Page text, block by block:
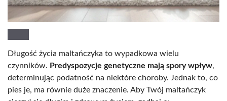
Długość życia maltańczyka to wypadkowa wielu
czynników. Predyspozycje genetyczne mają spory wpływ,
determinując podatność na niektóre choroby. Jednak to, co
pies je, ma równie duże znaczenie. Aby Twój maltańczyk